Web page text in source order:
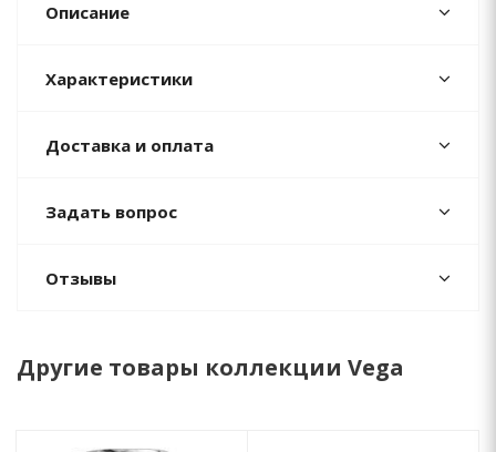
Описание
Характеристики
Доставка и оплата
Задать вопрос
Отзывы
Другие товары коллекции Vega